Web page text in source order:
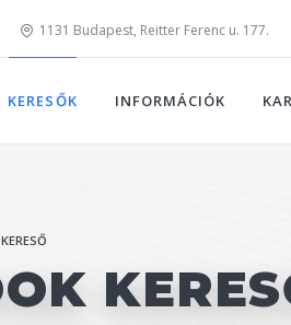
1131 Budapest, Reitter Ferenc u. 177.
KERESŐK INFORMÁCIÓK